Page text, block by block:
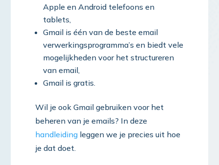
Apple en Android telefoons en
tablets,
Gmail is één van de beste email
verwerkingsprogramma’s en biedt vele
mogelijkheden voor het structureren
van email,
Gmail is gratis.
Wil je ook Gmail gebruiken voor het
beheren van je emails? In deze
handleiding leggen we je precies uit hoe
je dat doet.